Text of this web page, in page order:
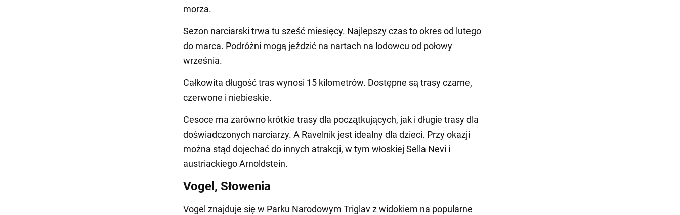
morza.
Sezon narciarski trwa tu sześć miesięcy. Najlepszy czas to okres od lutego
do marca. Podróżni mogą jeździć na nartach na lodowcu od połowy
września.
Całkowita długość tras wynosi 15 kilometrów. Dostępne są trasy czarne,
czerwone i niebieskie.
Cesoce ma zarówno krótkie trasy dla początkujących, jak i długie trasy dla
doświadczonych narciarzy. A Ravelnik jest idealny dla dzieci. Przy okazji
można stąd dojechać do innych atrakcji, w tym włoskiej Sella Nevi i
austriackiego Arnoldstein.
Vogel, Słowenia
Vogel znajduje się w Parku Narodowym Triglav z widokiem na popularne